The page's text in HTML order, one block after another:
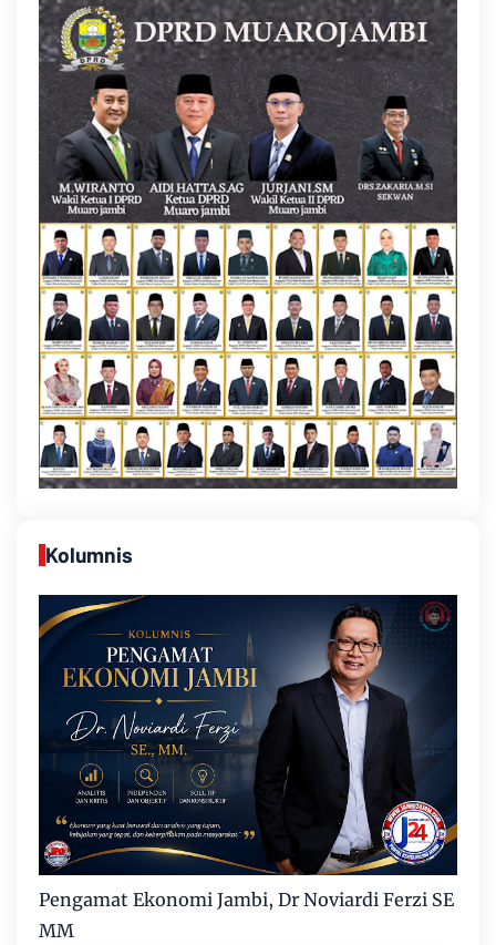
Kolumnis
Pengamat Ekonomi Jambi, Dr Noviardi Ferzi SE
MM